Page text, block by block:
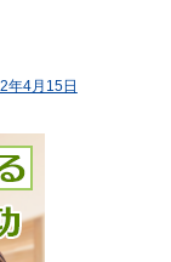
年4月15日